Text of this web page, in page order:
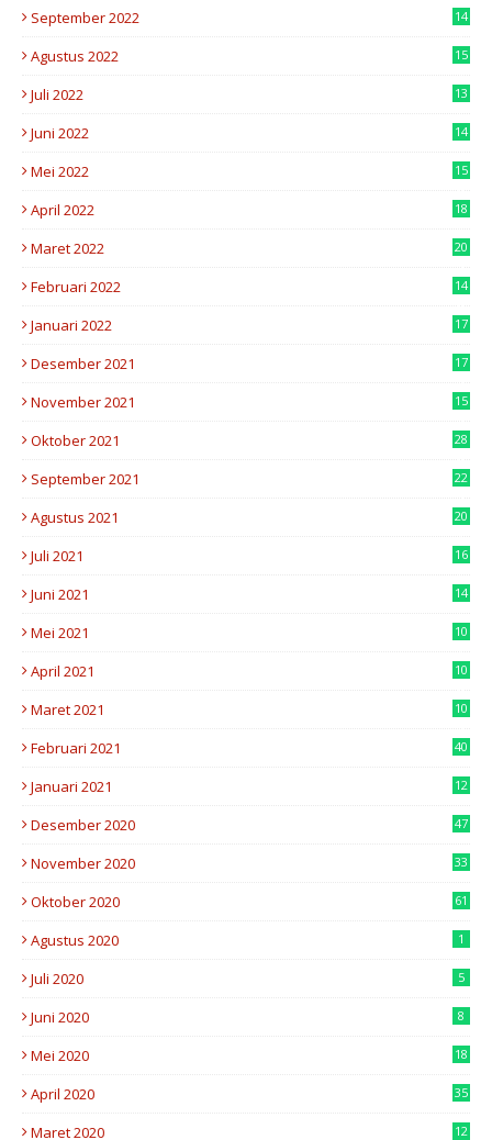
September 2022
14
Agustus 2022
15
Juli 2022
13
Juni 2022
14
Mei 2022
15
April 2022
18
Maret 2022
20
Februari 2022
14
Januari 2022
17
Desember 2021
17
November 2021
15
Oktober 2021
28
September 2021
22
Agustus 2021
20
Juli 2021
16
Juni 2021
14
Mei 2021
10
April 2021
10
Maret 2021
10
Februari 2021 40
Januari 2021 12
Desember 2020 47
November 2020 33
Oktober 2020 61
Agustus 2020 1
Juli 2020 5
Juni 2020 8
Mei 2020 18
April 2020 35
Maret 2020 12